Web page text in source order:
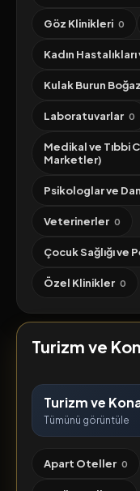
Göz Klinikleri 0
Kadın
Kulak Burun
Laboratuvarlar 0
Medikal ve Tıbbi
Marketler)
Psikologlar ve
Veterinerler 0
Çocuk Sağlığı
Özel Klinikler 0
Turizm ve
Turizm ve
Tümünü görüntüle
Apart Oteller 0